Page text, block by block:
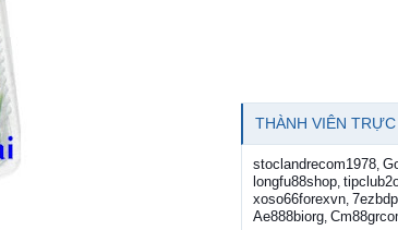
THÀNH VIÊN
stoclandrecom1978,
longfu88shop,
xoso66forexvn,
Ae888biorg,